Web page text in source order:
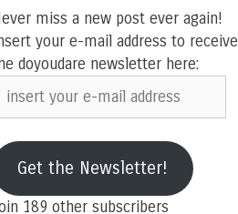
miss a new post ever again!
your e-mail address to receive
doyoudare newsletter here:
insert
your
Get the Newsletter!
189 other subscribers